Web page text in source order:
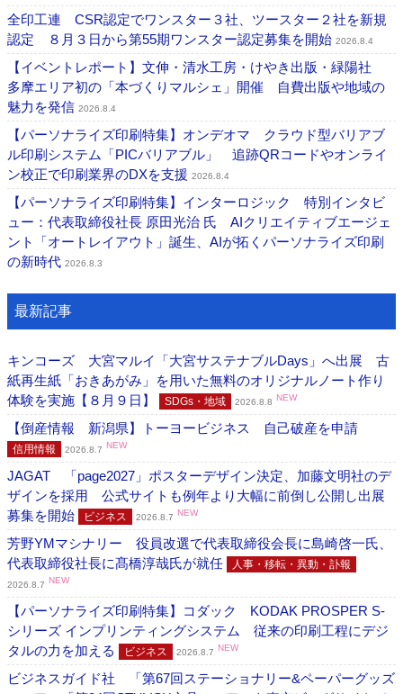
全印工連 CSR認定でワンスター３社、ツースター２社を新規
認定 ８月３日から第55期ワンスター認定募集を開始 2026.8.4
【イベントレポート】文伸・清水工房・けやき出版・緑陽社
多摩エリア初の「本づくりマルシェ」開催 自費出版や地域の
魅力を発信 2026.8.4
【パーソナライズ印刷特集】オンデオマ クラウド型バリアブ
ル印刷システム「PICバリアブル」 追跡QRコードやオンライ
ン校正で印刷業界のDXを支援 2026.8.4
【パーソナライズ印刷特集】インターロジック 特別インタビ
ュー：代表取締役社長 原田光治 氏 AIクリエイティブエージェ
ント「オートレイアウト」誕生、AIが拓くパーソナライズ印刷
の新時代 2026.8.3
最新記事
キンコーズ 大宮マルイ「大宮サステナブルDays」へ出展 古
紙再生紙「おきあがみ」を用いた無料のオリジナルノート作り
体験を実施【８月９日】
SDGs・地域 2026.8.8 NEW
【倒産情報 新潟県】トーヨービジネス 自己破産を申請
信用情報 2026.8.7 NEW
JAGAT 「page2027」ポスターデザイン決定、加藤文明社のデ
ザインを採用 公式サイトも例年より大幅に前倒し公開し出展
募集を開始
ビジネス 2026.8.7 NEW
芳野YMマシナリー 役員改選で代表取締役会長に島崎啓一氏、
代表取締役社長に髙橋淳哉氏が就任
人事・移転・異動・訃報
2026.8.7 NEW
【パーソナライズ印刷特集】コダック KODAK PROSPER S-
シリーズ インプリンティングシステム 従来の印刷工程にデジ
タルの力を加える
ビジネス 2026.8.7 NEW
ビジネスガイド社 「第67回ステーショナリー&ペーパーグッズ